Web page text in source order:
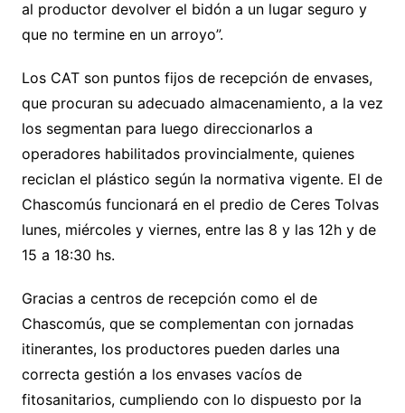
al productor devolver el bidón a un lugar seguro y
que no termine en un arroyo”.
Los CAT son puntos fijos de recepción de envases,
que procuran su adecuado almacenamiento, a la vez
los segmentan para luego direccionarlos a
operadores habilitados provincialmente, quienes
reciclan el plástico según la normativa vigente. El de
Chascomús funcionará en el predio de Ceres Tolvas
lunes, miércoles y viernes, entre las 8 y las 12h y de
15 a 18:30 hs.
Gracias a centros de recepción como el de
Chascomús, que se complementan con jornadas
itinerantes, los productores pueden darles una
correcta gestión a los envases vacíos de
fitosanitarios, cumpliendo con lo dispuesto por la